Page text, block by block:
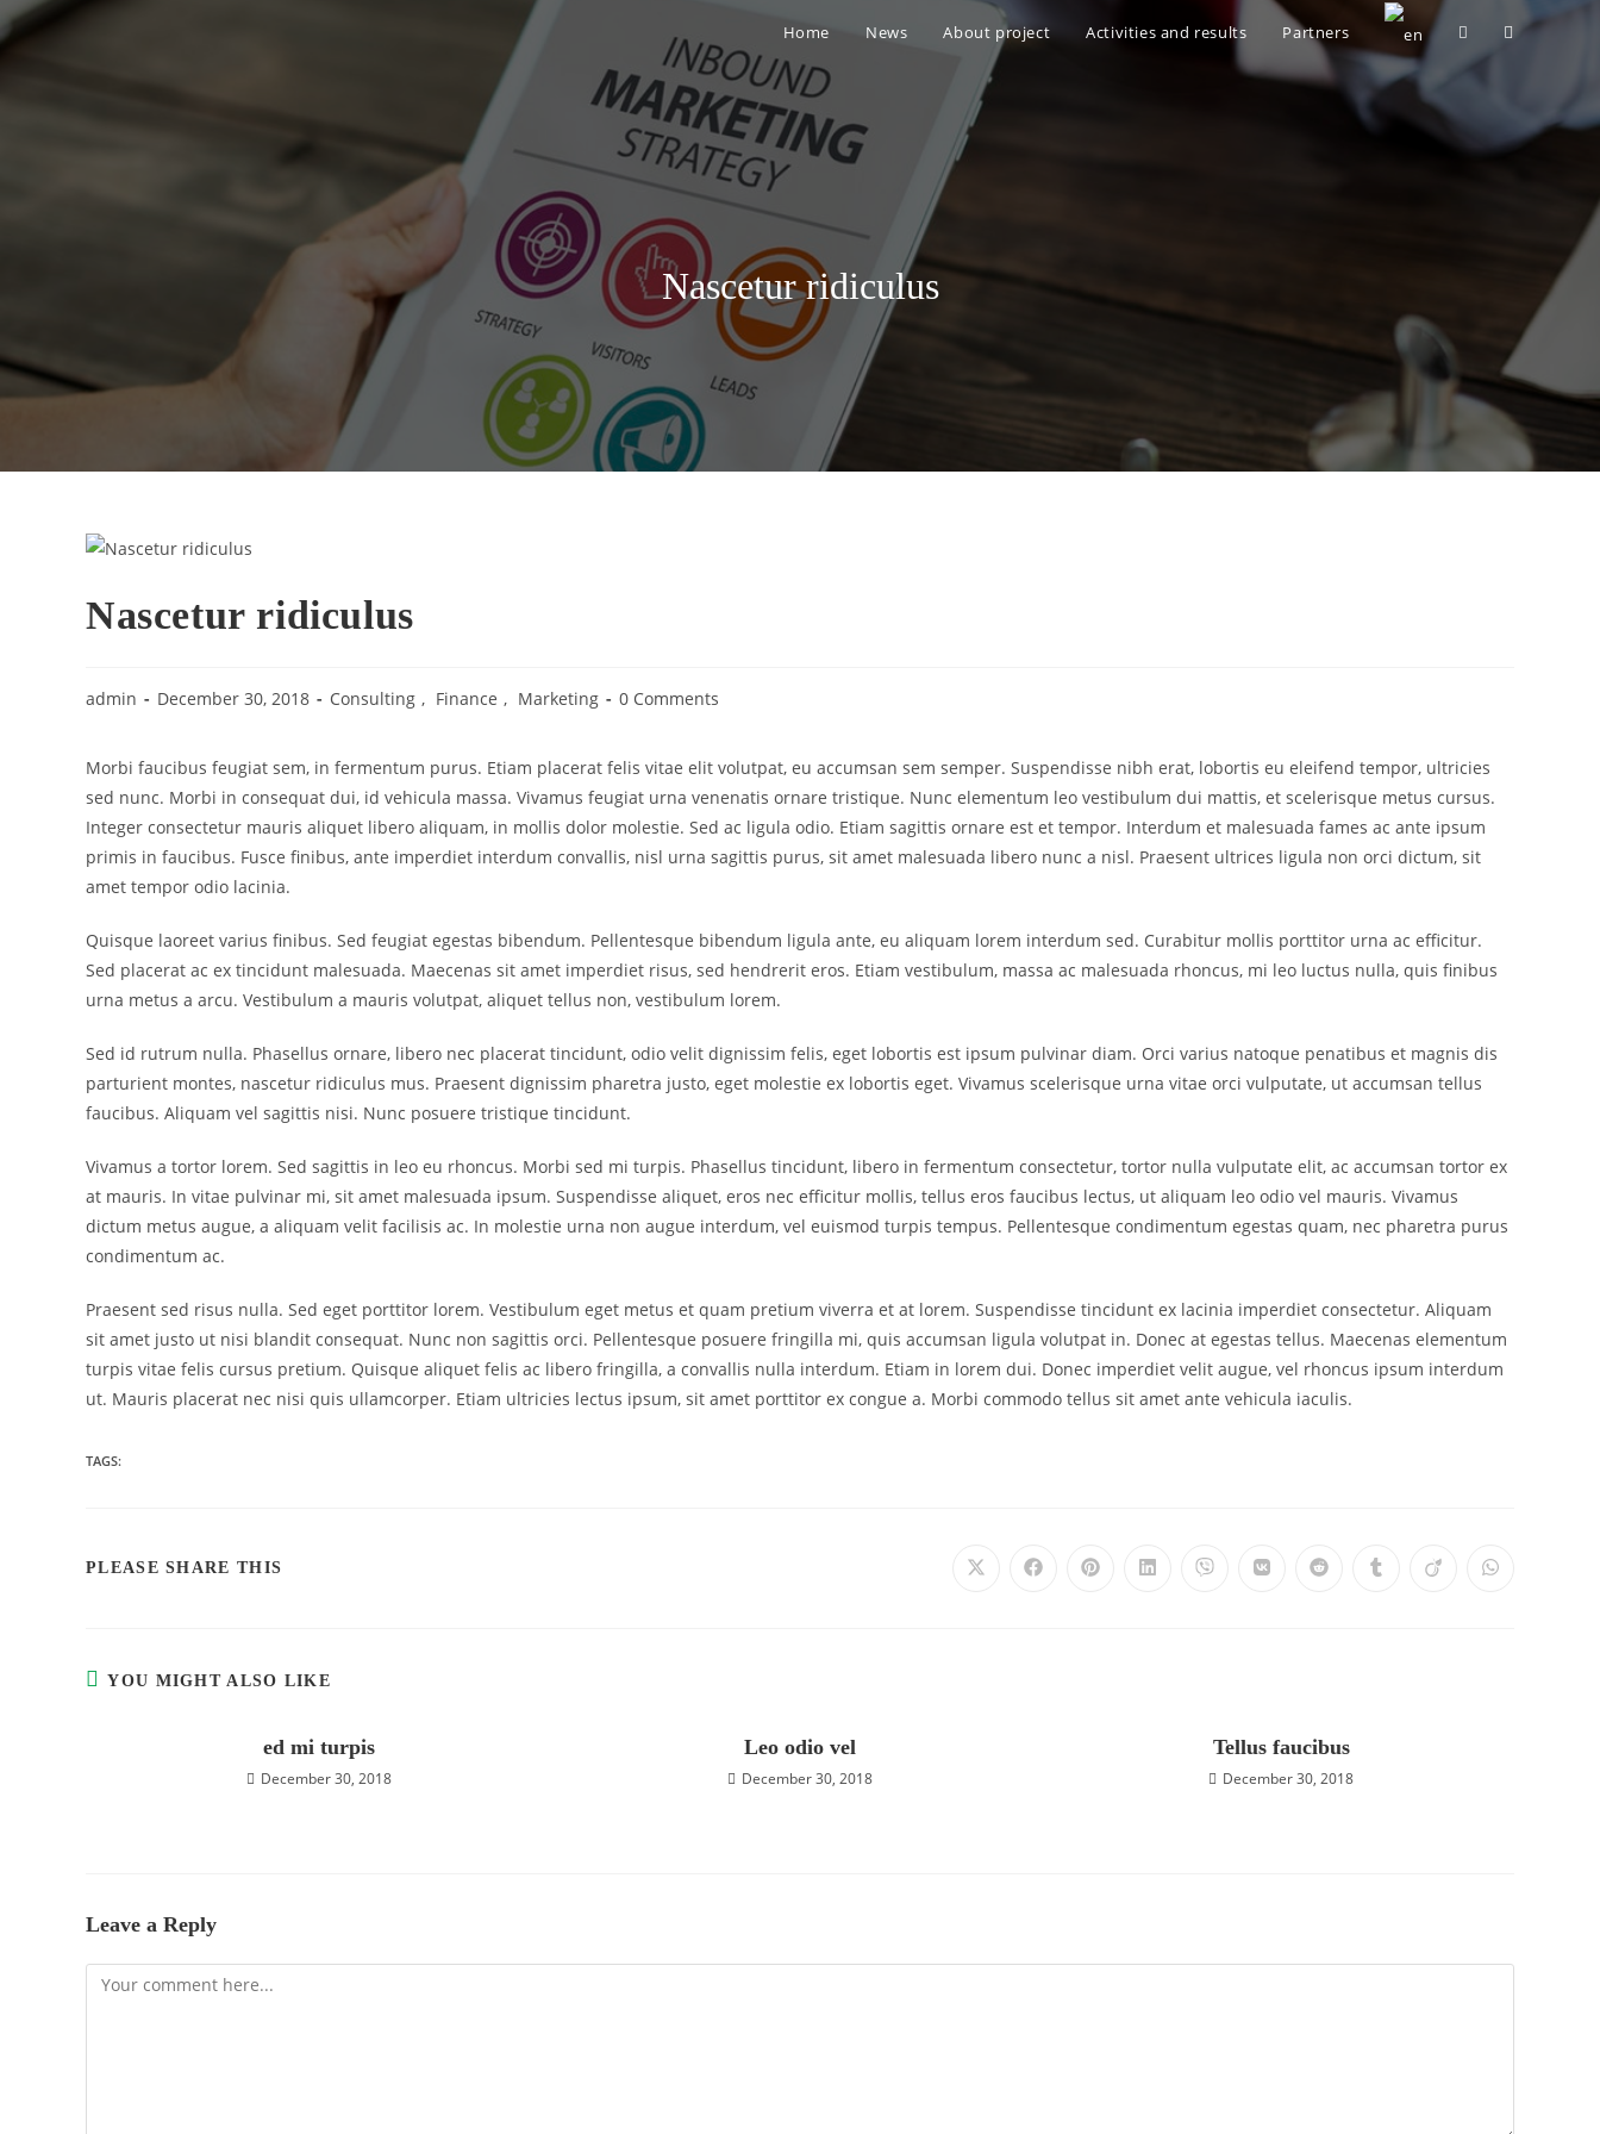
Home News About project Activities and results Partners
Nascetur ridiculus
Nascetur ridiculus
admin December 30, 2018 Consulting , Finance , Marketing 0 Comments
Morbi faucibus feugiat sem, in fermentum purus. Etiam placerat felis vitae elit volutpat, eu accumsan sem semper. Suspendisse nibh erat, lobortis eu eleifend tempor, ultricies
sed nunc. Morbi in consequat dui, id vehicula massa. Vivamus feugiat urna venenatis ornare tristique. Nunc elementum leo vestibulum dui mattis, et scelerisque metus cursus.
Integer consectetur mauris aliquet libero aliquam, in mollis dolor molestie. Sed ac ligula odio. Etiam sagittis ornare est et tempor. Interdum et malesuada fames ac ante ipsum
primis in faucibus. Fusce finibus, ante imperdiet interdum convallis, nisl urna sagittis purus, sit amet malesuada libero nunc a nisl. Praesent ultrices ligula non orci dictum, sit
amet tempor odio lacinia.
Quisque laoreet varius finibus. Sed feugiat egestas bibendum. Pellentesque bibendum ligula ante, eu aliquam lorem interdum sed. Curabitur mollis porttitor urna ac efficitur.
Sed placerat ac ex tincidunt malesuada. Maecenas sit amet imperdiet risus, sed hendrerit eros. Etiam vestibulum, massa ac malesuada rhoncus, mi leo luctus nulla, quis finibus
urna metus a arcu. Vestibulum a mauris volutpat, aliquet tellus non, vestibulum lorem.
Sed id rutrum nulla. Phasellus ornare, libero nec placerat tincidunt, odio velit dignissim felis, eget lobortis est ipsum pulvinar diam. Orci varius natoque penatibus et magnis dis
parturient montes, nascetur ridiculus mus. Praesent dignissim pharetra justo, eget molestie ex lobortis eget. Vivamus scelerisque urna vitae orci vulputate, ut accumsan tellus
faucibus. Aliquam vel sagittis nisi. Nunc posuere tristique tincidunt.
Vivamus a tortor lorem. Sed sagittis in leo eu rhoncus. Morbi sed mi turpis. Phasellus tincidunt, libero in fermentum consectetur, tortor nulla vulputate elit, ac accumsan tortor ex
at mauris. In vitae pulvinar mi, sit amet malesuada ipsum. Suspendisse aliquet, eros nec efficitur mollis, tellus eros faucibus lectus, ut aliquam leo odio vel mauris. Vivamus
dictum metus augue, a aliquam velit facilisis ac. In molestie urna non augue interdum, vel euismod turpis tempus. Pellentesque condimentum egestas quam, nec pharetra purus
condimentum ac.
Praesent sed risus nulla. Sed eget porttitor lorem. Vestibulum eget metus et quam pretium viverra et at lorem. Suspendisse tincidunt ex lacinia imperdiet consectetur. Aliquam
sit amet justo ut nisi blandit consequat. Nunc non sagittis orci. Pellentesque posuere fringilla mi, quis accumsan ligula volutpat in. Donec at egestas tellus. Maecenas elementum
turpis vitae felis cursus pretium. Quisque aliquet felis ac libero fringilla, a convallis nulla interdum. Etiam in lorem dui. Donec imperdiet velit augue, vel rhoncus ipsum interdum
ut. Mauris placerat nec nisi quis ullamcorper. Etiam ultricies lectus ipsum, sit amet porttitor ex congue a. Morbi commodo tellus sit amet ante vehicula iaculis.
TAGS:
PLEASE SHARE THIS
YOU MIGHT ALSO LIKE
ed mi turpis
December 30, 2018
Leo odio vel
December 30, 2018
Tellus faucibus
December 30, 2018
Leave a Reply